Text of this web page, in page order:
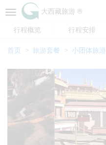
大西藏旅游 ®
行程概览 行程安排
首页 旅游套餐 小团体旅游